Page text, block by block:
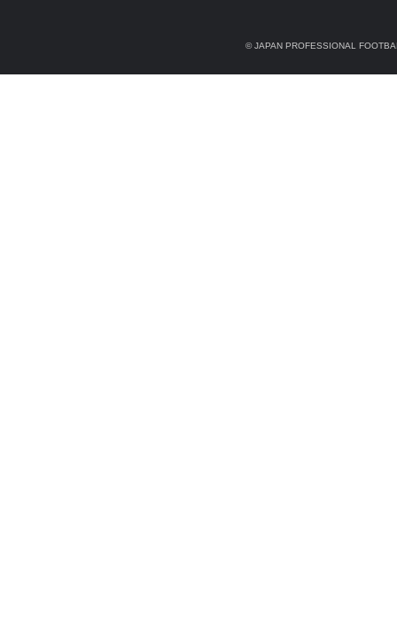
© JAPAN PROFESSIONAL